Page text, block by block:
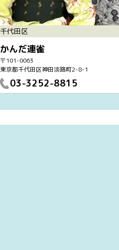
千代田区
かんだ連雀
〒101-0063
東京都千代田区神田淡路町2-8-1
03-3252-8815